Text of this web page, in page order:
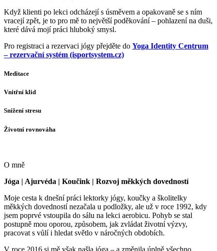
Když klienti po lekci odcházejí s úsměvem a opakovaně se s ním
vracejí zpět, je to pro mě to největší poděkování – pohlazení na duši,
které dává mojí práci hluboký smysl.
Pro registraci a rezervaci jógy přejděte do Yoga Identity Centrum
– rezervační systém (isportsystem.cz)
Meditace
Vnitřní klid
Snížení stresu
Životní rovnováha
O mně
Jóga | Ajurvéda | Koučink | Rozvoj měkkých dovedností
Moje cesta k dnešní práci lektorky jógy, koučky a školitelky
měkkých dovedností nezačala u podložky, ale už v roce 1992, kdy
jsem poprvé vstoupila do sálu na lekci aerobicu. Pohyb se stal
postupně mou oporou, způsobem, jak zvládat životní výzvy,
pracovat s vůlí i hledat světlo v náročných obdobích.
V roce 2016 si mě však našla jóga – a změnila úplně všechno.